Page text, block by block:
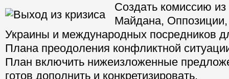
Создать комиссию из
Майдана,
Украины и международных посредников
Плана преодоления конфликтной
План включить нижеизложенные
готов дополнить и конкретизировать.